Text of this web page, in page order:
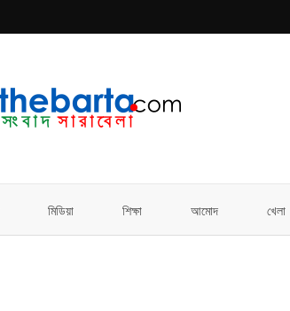
মিডিয়া শিক্ষা আমোদ খেলা